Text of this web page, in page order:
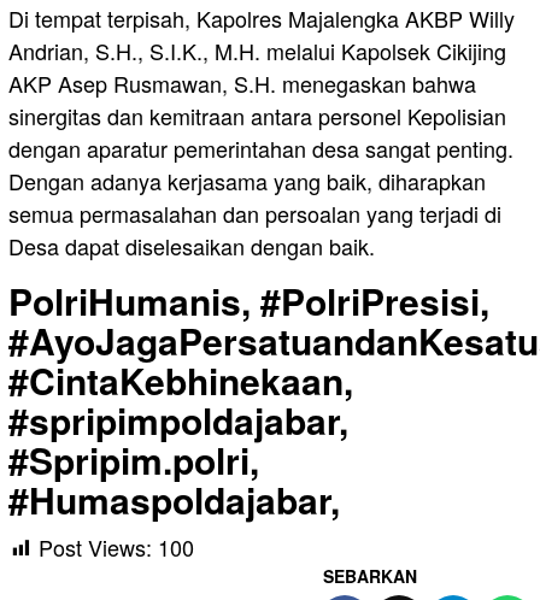
Di tempat terpisah, Kapolres Majalengka AKBP Willy
Andrian, S.H., S.I.K., M.H. melalui Kapolsek Cikijing
AKP Asep Rusmawan, S.H. menegaskan bahwa
sinergitas dan kemitraan antara personel Kepolisian
dengan aparatur pemerintahan desa sangat penting.
Dengan adanya kerjasama yang baik, diharapkan
semua permasalahan dan persoalan yang terjadi di
Desa dapat diselesaikan dengan baik.
PolriHumanis, #PolriPresisi,
#CintaKebhinekaan,
#spripimpoldajabar,
#Spripim.polri,
#Humaspoldajabar,
Post Views: 100
SEBARKAN